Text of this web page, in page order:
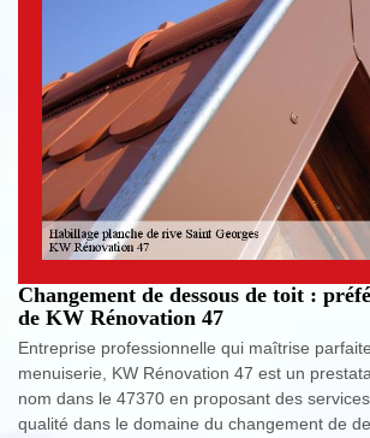
Changement de dessous de toit :
de KW Rénovation 47
Entreprise professionnelle qui maîtrise
menuiserie, KW Rénovation 47 est un
nom dans le 47370 en proposant des
qualité dans le domaine du changement de